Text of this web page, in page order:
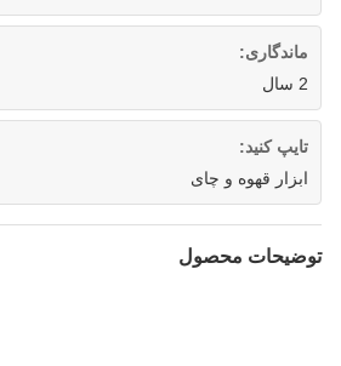
ماندگاری:
2 سال
تایپ کنید:
ابزار قهوه و چای
توضیحات محصول